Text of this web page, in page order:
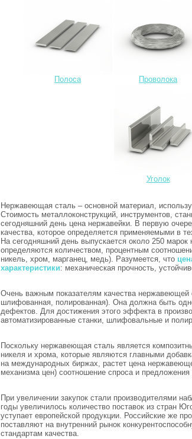
Полоса Проволока
Уголок
Нержавеющая сталь – основной материал,
Стоимость металлоконструкций, инструментов,
сегодняшний день цена нержавейки. В первую
качества, которое определяется применяемыми в
На сегодняшний день выпускается около 250
определяются количеством, процентным
никель, хром, марганец, медь). Разумеется, что
характеристики: механическая прочность,
Очень важным показателям качества нержавеющей
шлифованная, полированная). Она должна быть
дефектов. Для достижения этого эффекта в
автоматизированные станки, шлифовальные и
Поскольку нержавеющая сталь является
никеля и хрома, которые являются главными
на международных биржах, растет цена
механизма цен) соотношение спроса и предложения
При увеличении закупок стали производителями
годы увеличилось количество поставок из стран
уступает европейской продукции. Российские же
поставляют на внутренний рынок
стандартам качества.